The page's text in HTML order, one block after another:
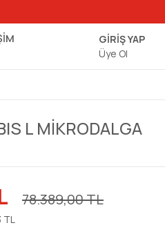
GİRİŞ YAP
Üye Ol
L MİKRODALGA
TL
78.389,00 TL